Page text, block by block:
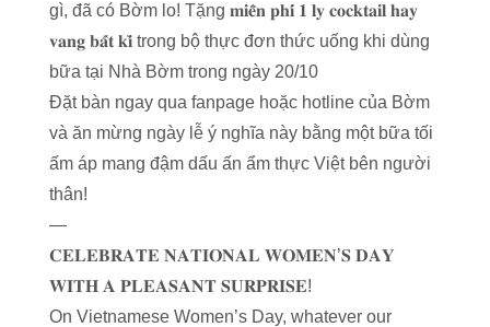
gì, đã có Bờm lo! Tặng 𝐦𝐢𝐞̂̃𝐧 𝐩𝐡𝐢́ 𝟏 𝐥𝐲 𝐜𝐨𝐜𝐤𝐭𝐚𝐢𝐥 𝐡𝐚𝐲
𝐯𝐚𝐧𝐠 𝐛𝐚̂́𝐭 𝐤𝐢̀ trong bộ thực đơn thức uống khi dùng
bữa tại Nhà Bờm trong ngày 20/10
Đặt bàn ngay qua fanpage hoặc hotline của Bờm
và ăn mừng ngày lễ ý nghĩa này bằng một bữa tối
ấm áp mang đậm dấu ấn ẩm thực Việt bên người
thân!
—
𝐂𝐄𝐋𝐄𝐁𝐑𝐀𝐓𝐄 𝐍𝐀𝐓𝐈𝐎𝐍𝐀𝐋 𝐖𝐎𝐌𝐄𝐍’𝐒 𝐃𝐀𝐘
𝐖𝐈𝐓𝐇 𝐀 𝐏𝐋𝐄𝐀𝐒𝐀𝐍𝐓 𝐒𝐔𝐑𝐏𝐑𝐈𝐒𝐄!
On Vietnamese Women’s Day, whatever our